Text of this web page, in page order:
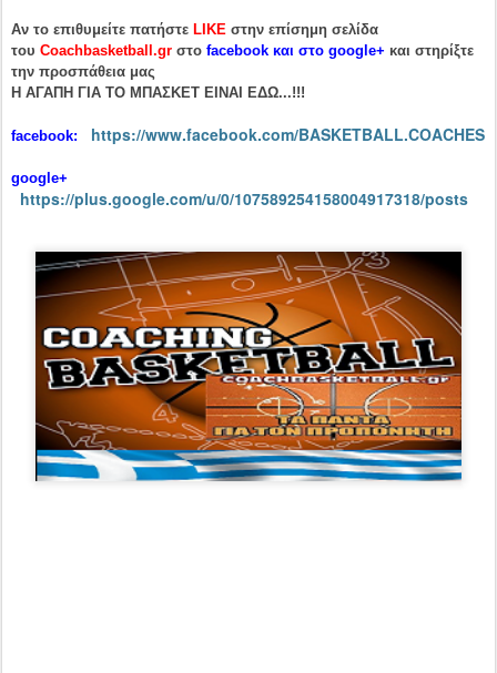
Αν το επιθυμείτε πατήστε LIKE στην επίσημη σελίδα
του Coachbasketball.gr στο facebook και στο google+ και στηρίξτε
την προσπάθεια μας
H ΑΓΑΠΗ ΓΙΑ ΤΟ ΜΠΑΣΚΕΤ ΕΙΝΑΙ ΕΔΩ...!!!
facebook: https://www.facebook.com/BASKETBALL.COACHES
google+
https://plus.google.com/u/0/107589254158004917318/posts